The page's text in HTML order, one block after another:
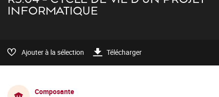
INFORMATIQUE
Ajouter à la sélection Télécharger
Composante